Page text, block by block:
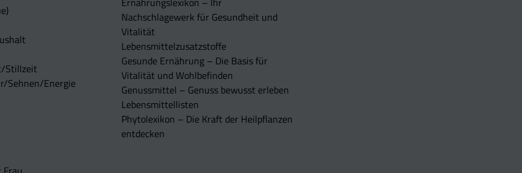
Stillzeit
Sehnen/Energie
Nachschlagewerk für Gesundheit und
Vitalität
Lebensmittelzusatzstoffe
Gesunde Ernährung – Die Basis für
Vitalität und Wohlbefinden
Genussmittel – Genuss bewusst erleben
Lebensmittellisten
Phytolexikon – Die Kraft der Heilpflanzen
entdecken